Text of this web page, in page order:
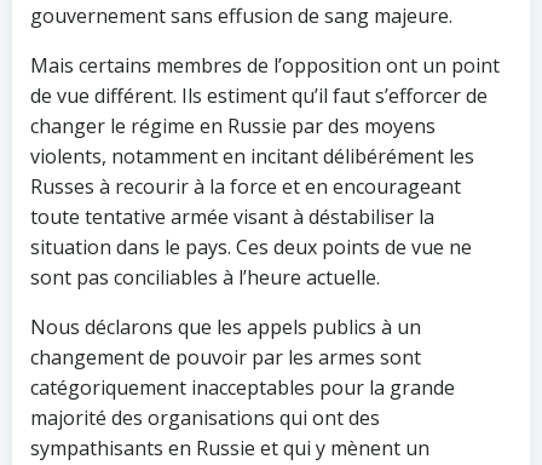
gouvernement sans effusion de sang majeure.
Mais certains membres de l’opposition ont un point
de vue différent. Ils estiment qu’il faut s’efforcer de
changer le régime en Russie par des moyens
violents, notamment en incitant délibérément les
Russes à recourir à la force et en encourageant
toute tentative armée visant à déstabiliser la
situation dans le pays. Ces deux points de vue ne
sont pas conciliables à l’heure actuelle.
Nous déclarons que les appels publics à un
changement de pouvoir par les armes sont
catégoriquement inacceptables pour la grande
majorité des organisations qui ont des
sympathisants en Russie et qui y mènent un